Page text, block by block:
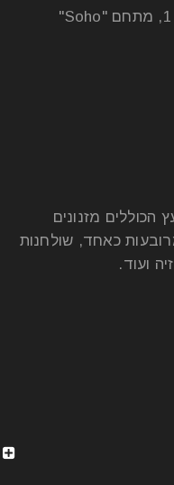
אוכל
לפינת אוכל, אם
גאוני. זה בדיוק
מזנונים
כאחד, שולחנות
ועוד.